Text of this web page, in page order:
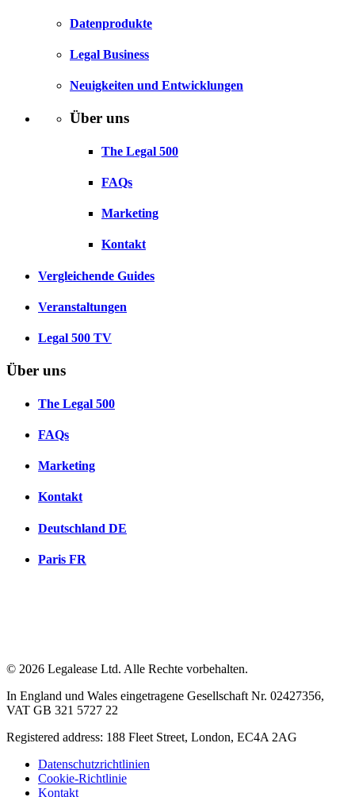
Datenprodukte
Legal Business
Neuigkeiten und Entwicklungen
Über uns
The Legal 500
FAQs
Marketing
Kontakt
Vergleichende Guides
Veranstaltungen
Legal 500 TV
Über uns
The Legal 500
FAQs
Marketing
Kontakt
Deutschland DE
Paris FR
© 2026 Legalease Ltd. Alle Rechte vorbehalten.
In England und Wales eingetragene Gesellschaft Nr. 02427356,
VAT GB 321 5727 22
Registered address: 188 Fleet Street, London, EC4A 2AG
Datenschutzrichtlinien
Cookie-Richtlinie
Kontakt